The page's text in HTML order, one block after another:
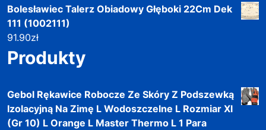
Bolesławiec Talerz Obiadowy Głęboki 22Cm Dek
111 (1002111)
91.90zł
Produkty
Gebol Rękawice Robocze Ze Skóry Z Podszewką
Izolacyjną Na Zimę L Wodoszczelne L Rozmiar Xl
(Gr 10) L Orange L Master Thermo L 1 Para